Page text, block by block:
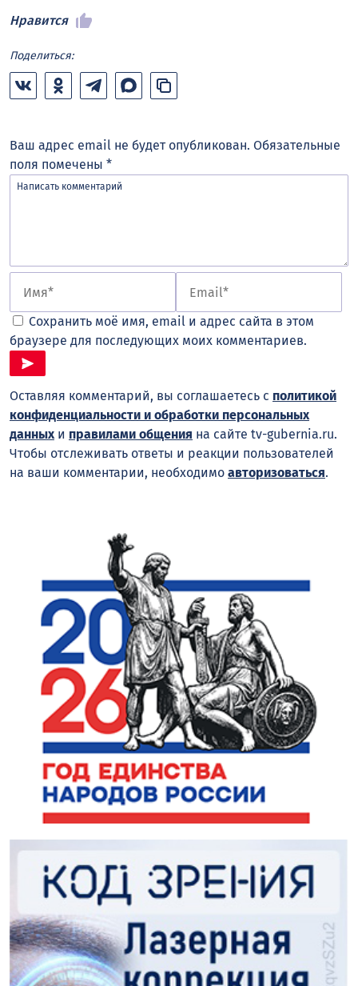
Нравится
Поделиться:
Ваш адрес email не будет опубликован. Обязательные
поля помечены *
Сохранить моё имя, email и адрес сайта в этом
браузере для последующих моих комментариев.
Оставляя комментарий, вы соглашаетесь с политикой
конфиденциальности и обработки персональных
данныхи правилами общения на сайте tv-gubernia.ru.
Чтобы отслеживать ответы и реакции пользователей
на ваши комментарии, необходимо авторизоваться.